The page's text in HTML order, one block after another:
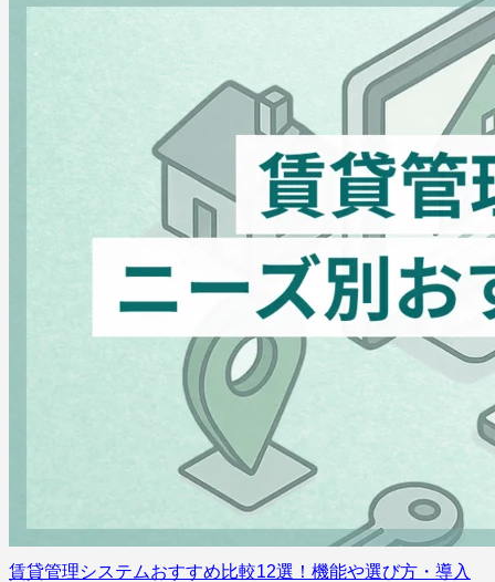
賃貸管理システムおすすめ比較12選！機能や選び方・導入